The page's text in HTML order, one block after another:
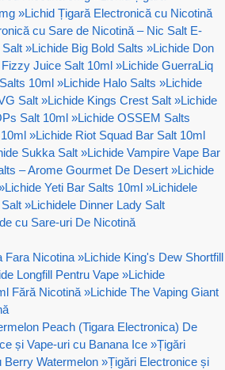
»Lichid Țigară Electronică cu Nicotină
cu Sare de Nicotină – Nic Salt E-
»Lichide Big Bold Salts »Lichide Don
Fizzy Juice Salt 10ml »Lichide GuerraLiq
10ml »Lichide Halo Salts »Lichide
Salt »Lichide Kings Crest Salt »Lichide
Salt 10ml »Lichide OSSEM Salts
»Lichide Riot Squad Bar Salt 10ml
Sukka Salt »Lichide Vampire Vape Bar
– Arome Gourmet De Desert »Lichide
Lichide Yeti Bar Salts 10ml »Lichidele
»Lichidele Dinner Lady Salt
cu Sare-uri De Nicotină
Fara Nicotina »Lichide King's Dew Shortfill
Longfill Pentru Vape »Lichide
Fără Nicotină »Lichide The Vaping Giant
Peach (Tigara Electronica) De
și Vape-uri cu Banana Ice »Țigări
Berry Watermelon »Țigări Electronice și